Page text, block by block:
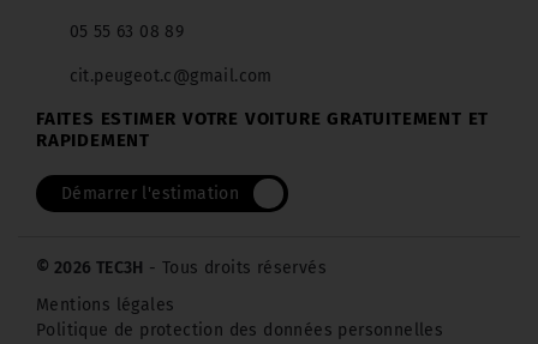
05 55 63 08 89
cit.peugeot.c@gmail.com
FAITES ESTIMER VOTRE VOITURE GRATUITEMENT ET
RAPIDEMENT
Démarrer l'estimation
© 2026 TEC3H - Tous droits réservés
Mentions légales
Politique de protection des données personnelles